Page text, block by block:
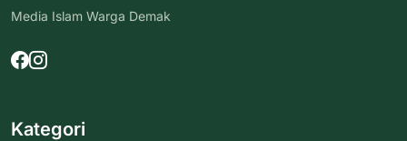
Media Islam Warga Demak
Kategori